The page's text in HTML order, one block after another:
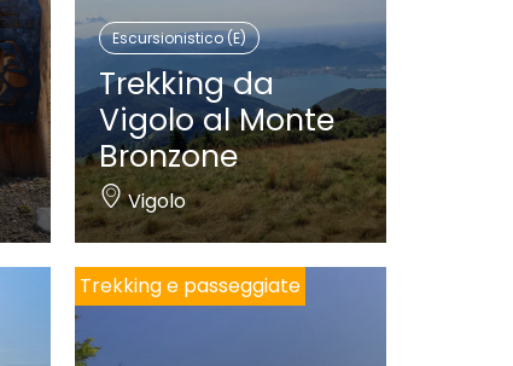
Escursionistico (E)
Trekking da
Vigolo al Monte
Bronzone
Vigolo
Trekking e passeggiate